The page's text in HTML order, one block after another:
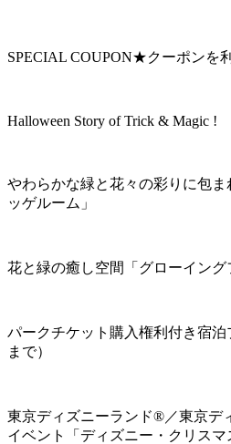
SPECIAL COUPON★クーポンを
Halloween Story of Trick & Magic !
やわらかな緑と花々の彩りに包ま
ッゲルーム」
花と緑の癒し空間「グローイング
パークチケット購入権利付き宿泊
まで）
東京ディズニーランド®／東京デ
イベント「ディズニー・クリス